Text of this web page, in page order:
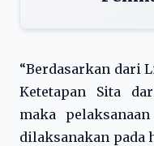
“Berdasarkan dari
Ketetapan Sita
maka
dilaksanakan pada